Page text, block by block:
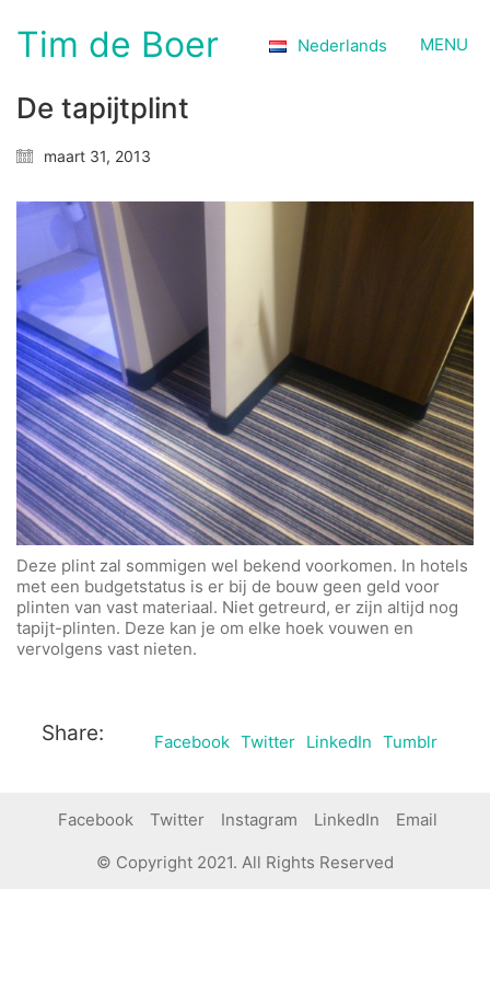
Tim de Boer Nederlands MENU
De tapijtplint
maart 31, 2013
Deze plint zal sommigen wel bekend voorkomen. In hotels
met een budgetstatus is er bij de bouw geen geld voor
plinten van vast materiaal. Niet getreurd, er zijn altijd nog
tapijt-plinten. Deze kan je om elke hoek vouwen en
vervolgens vast nieten.
Share: Facebook Twitter LinkedIn Tumblr
Facebook Twitter Instagram LinkedIn Email
© Copyright 2021. All Rights Reserved